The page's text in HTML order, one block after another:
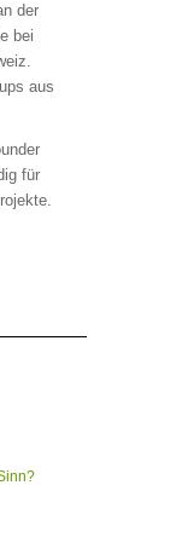
der
bei
aus
für